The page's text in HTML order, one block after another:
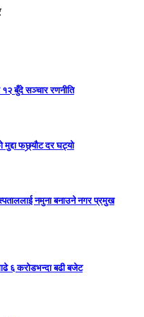
बुँदे सञ्चार रणनीति
फछ्र्यौट दर घट्यो
नमुना बनाउने नगर प्रमुख
६ करोडभन्दा बढी बजेट